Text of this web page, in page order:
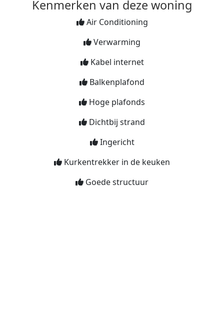
Kenmerken van deze woning
Air Conditioning
Verwarming
Kabel internet
Balkenplafond
Hoge plafonds
Dichtbij strand
Ingericht
Kurkentrekker in de keuken
Goede structuur